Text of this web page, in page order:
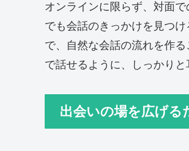
オンラインに限らず、対面
でも会話のきっかけを見つ
で、自然な会話の流れを作
で話せるように、しっかり
出会いの場を広げる